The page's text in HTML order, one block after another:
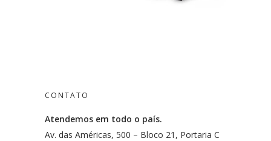
CONTATO
Atendemos em todo o país.
Av. das Américas, 500 – Bloco 21, Portaria C